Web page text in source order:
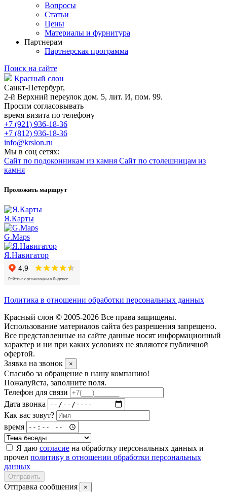
Вопросы
Статьи
Цены
Материалы и фурнитура
Партнерам
Партнерская программа
Поиск на сайте
Красный слон
Санкт-Петербург,
2-й Верхний переулок дом. 5, лит. И, пом. 99.
Просим согласовывать
время визита по телефону
+7 (921) 936-18-36
+7 (812) 936-18-36
info@krslon.ru
Мы в соц сетях:
Сайт по подоконникам из камня Сайт по столешницам из
камня
Проложить маршрут
Я.Карты
G.Maps
Я.Навигатор
Политика в отношении обработки персональных данных
Красный слон © 2005-2026 Все права защищены.
Использование материалов сайта без разрешения запрещено.
Все представленные на сайте данные носят информационный
характер и ни при каких условиях не являются публичной
офертой.
Заявка на звонок
×
Спасибо за обращение в нашу компанию!
Пожалуйста, заполните поля.
Телефон для связи
Дата звонка
Как вас зовут?
время
Я даю согласие на обработку персональных данных и
прочел политику в отношении обработки персональных
данных
Отправить
Отправка сообщения ×